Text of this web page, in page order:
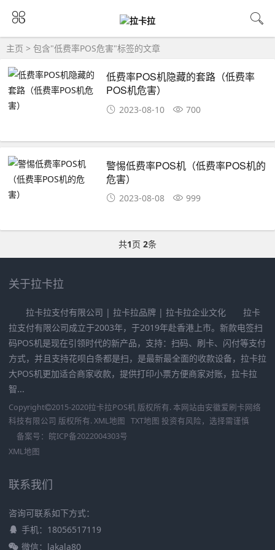
主页 > 包含"低费率POS危害"标签的文章
低费率POS机隐藏的套路（低费率
POS机危害）
2023-08-10 700
警惕低费率POS机（低费率POS机的
危害）
2023-08-08 999
共1页 2条
关于拉卡拉
拉卡拉支付有限公司 | 拉卡拉品牌 | 拉卡拉企业文化 拉卡
拉支付有限公司成立于2003年，于2019年赴香港上市。新款电签扫
码POS机是现在引领时代的新产品，支持：扫码、刷卡、闪付等支付
方式，并且支持花呗白条都是扫，是最新最全面的收款设备，拉卡拉
大POS机更加适合商家收款，提供打印小票方便商家对账，拉卡拉
智...
Copyright 2015-2020拉卡拉POS机 版权所有. 本网站由安徽爱刷卡网络
科技有限公司 版权所有. XML地图 TXT地图 投资有风险，选择需谨慎
备案号： 皖ICP备2022004303号
XML地图
联系我们
咨询可联系如下方式：
手机：18056517119
微信：lakala80